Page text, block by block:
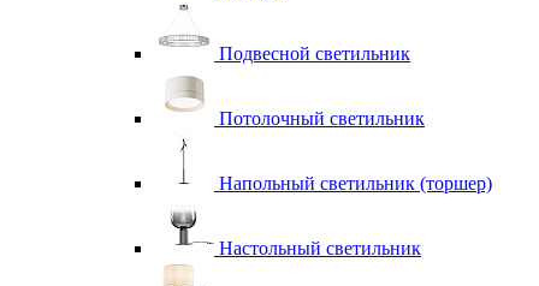
Подвесной светильник
Потолочный светильник
Напольный светильник (торшер)
Настольный светильник